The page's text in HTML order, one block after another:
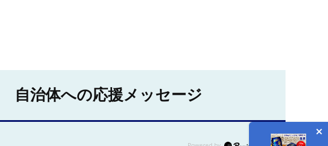
自治体への応援メッセージ